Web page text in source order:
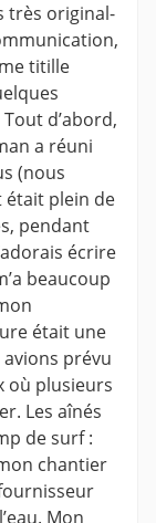
très original-
titille
d’abord,
a réuni
(nous
était plein de
pendant
écrire
beaucoup
était une
avions prévu
où plusieurs
Les aînés
de surf :
chantier
Mon